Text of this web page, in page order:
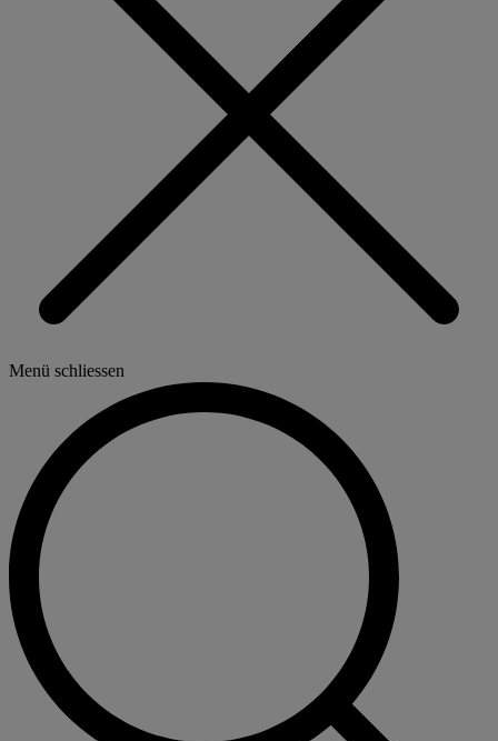
Menü schliessen